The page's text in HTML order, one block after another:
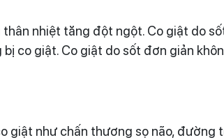
nhiệt tăng đột ngột. Co giật do
co giật. Co giật do sốt đơn giản
giật như chấn thương sọ não, đường